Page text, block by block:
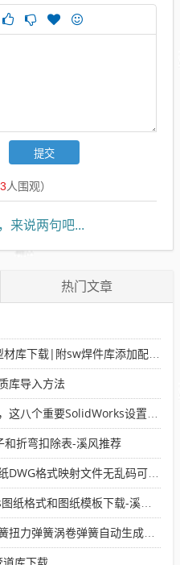
人围观）
来说两句吧...
热门文章
载|附sw焊件库添加配置使用教程
库导入方法
SolidWorks设置可以提高你的画图效率
折弯扣除表-溪风推荐
映射文件无乱码可分层-溪风亲测推荐
式和图纸模板下载-溪风专用版
簧涡卷弹簧自动生成宏程序下载